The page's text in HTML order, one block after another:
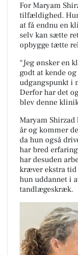
For Maryam
tilfældighed.
at få endnu en
selv kan sætte
opbygge tætte
“Jeg ønsker en
godt at kende
udgangspunkt i
Derfor har det
blev denne
Maryam
år og kommer
da hun også
har bred
har desuden
kræver ekstra
hun uddannet i
tandlægeskræk.